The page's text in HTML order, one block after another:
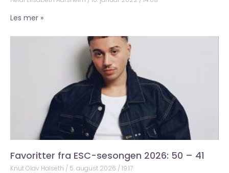
Les mer »
Favoritter fra ESC-sesongen 2026: 50 – 41
Knut Olav Halseth 5. august 2026 19:17